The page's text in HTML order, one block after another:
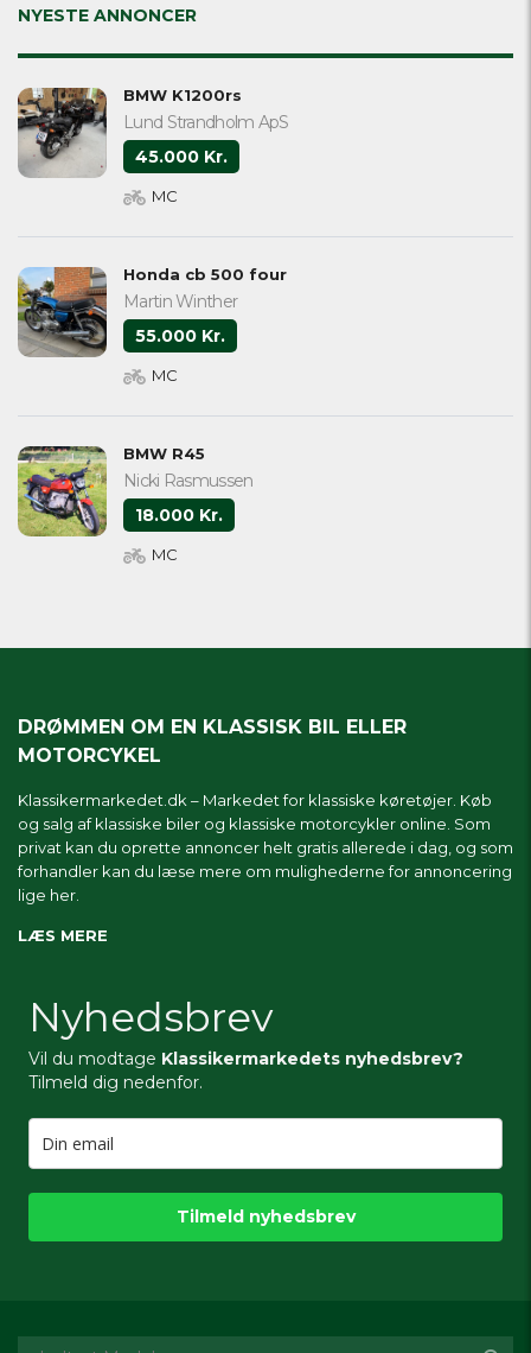
empty.
NYESTE ANNONCER
BMW K1200rs
Lund Strandholm ApS
45.000 Kr.
MC
Honda cb 500 four
Martin Winther
55.000 Kr.
MC
BMW R45
Nicki Rasmussen
18.000 Kr.
MC
DRØMMEN OM EN KLASSISK BIL ELLER
MOTORCYKEL
Klassikermarkedet.dk – Markedet for klassiske køretøjer. Køb
og salg af klassiske biler og klassiske motorcykler online. Som
privat kan du oprette annoncer helt gratis allerede i dag, og som
forhandler kan du læse mere om mulighederne for annoncering
lige her.
LÆS MERE
Nyhedsbrev
Vil du modtage Klassikermarkedets nyhedsbrev?
Tilmeld dig nedenfor.
Tilmeld nyhedsbrev